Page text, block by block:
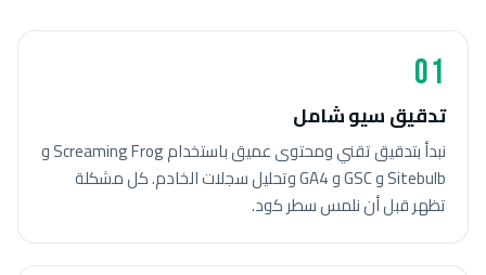
01
تدقيق سيو شامل
نبدأ بتدقيق تقني ومحتوى عميق باستخدام Screaming Frog و
Sitebulb و GSC و GA4 وتحليل سجلات الخادم. كل مشكلة
تظهر قبل أن نلمس سطر كود.